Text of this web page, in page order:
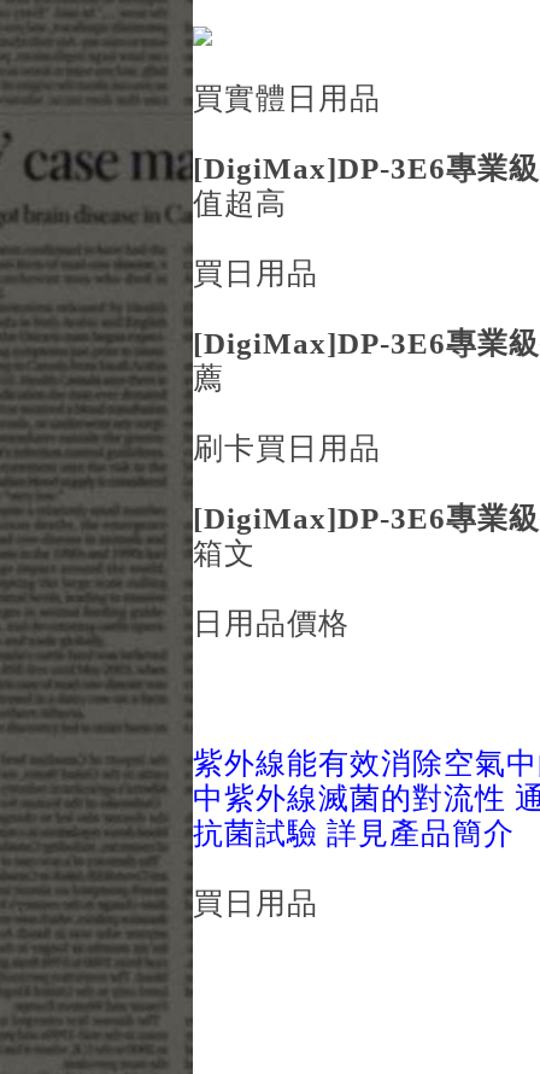
買實體日用品
[DigiMax]DP-3E6專業
值超高
買日用品
[DigiMax]DP-3E6專業
薦
刷卡買日用品
[DigiMax]DP-3E6專業
箱文
日用品價格
紫外線能有效消除空氣
中紫外線滅菌的對流性
抗菌試驗 詳見產品簡介
買日用品